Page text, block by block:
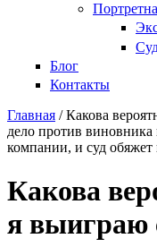
Блог
Контакты
Главная /Какова
дело против
компании, и суд
Какова
я выиграю